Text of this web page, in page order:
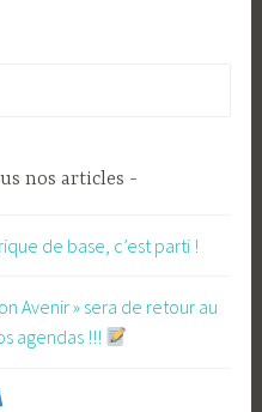
nos articles
de base, c’est parti !
Avenir » sera de retour au
agendas !!!